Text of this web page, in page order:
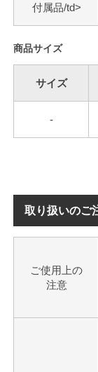
付属品/td>
商品サイズ
サイズ
-
取り扱いのご
ご使用上の
注意